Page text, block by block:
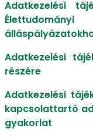
Adatkezelési
Adatkezelési
részére
Adatkezelési
kapcsolattartó
gyakorlat